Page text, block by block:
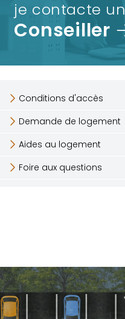
je contacte un
Conseiller
Conditions d'accès
Demande de logement
Aides au logement
Foire aux questions